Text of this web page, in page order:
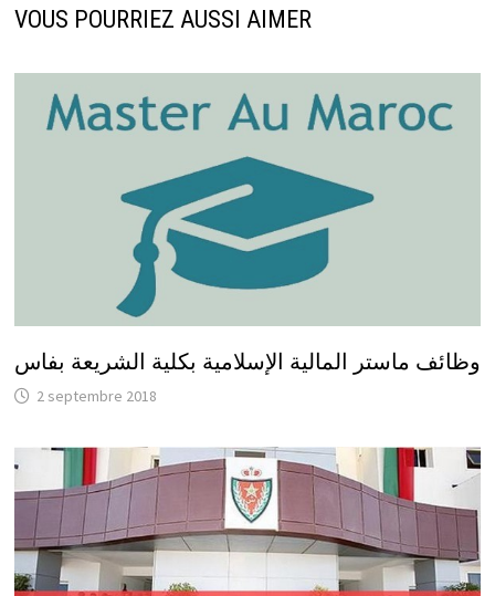
VOUS POURRIEZ AUSSI AIMER
وظائف ماستر المالية الإسلامية بكلية الشريعة بفاس
2 septembre 2018